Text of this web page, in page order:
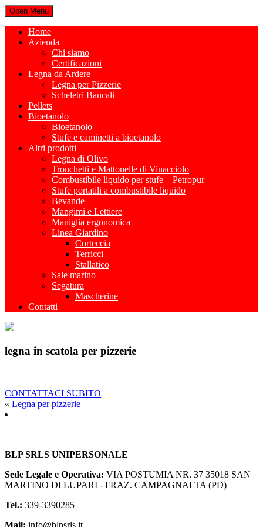
Open Menu
Home
Azienda
Chi siamo
Certificazioni
Legna da Ardere
Legna per Pizzerie
Scheletri Bancali
Pellets
Bioetanolo
Bioetanolo
Stufe e caminetti a bioetanolo
Altri prodotti
Legna di Olivo
Tronchetti e Mattonelle di Vinacciolo
Combustibile liquido per stufe – Petropur
Stufe portatili a combustibile liquido
Bevande
Mangimi e Lettiere
Maniglia ergonomica
Linea Giardino
Corteccia
Terricci
Stallatico
Sale marino
Segatura
Mascherine
Contatti
legna in scatola per pizzerie
CONTATTACI SUBITO
« Legna per pizzerie
BLP SRLS UNIPERSONALE
Sede Legale e Operativa: VIA POSTUMIA NR. 37 35018 SAN
MARTINO DI LUPARI - FRAZ. CAMPAGNALTA (PD)
Tel.: 339-3390285